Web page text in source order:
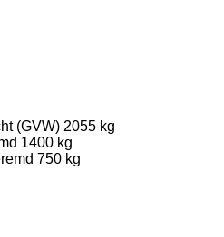
(GVW) 2055 kg
1400 kg
750 kg